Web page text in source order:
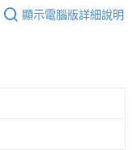
顯示電腦版詳細說明